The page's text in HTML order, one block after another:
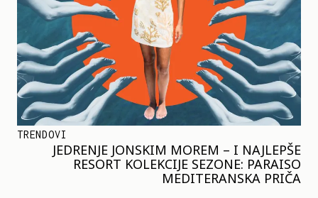
TRENDOVI
JEDRENJE JONSKIM MOREM – I NAJLEPŠE
RESORT KOLEKCIJE SEZONE: PARAISO
MEDITERANSKA PRIČA